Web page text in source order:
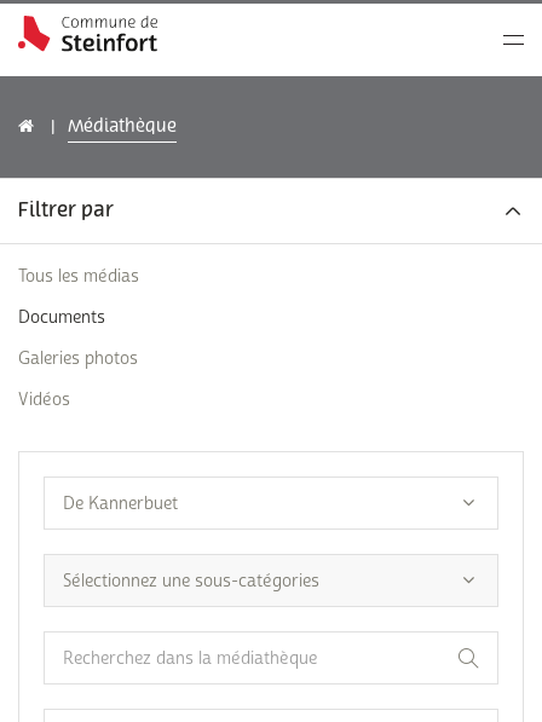
Médiathèque
Filtrer par
Tous les médias
Documents
Galeries photos
Vidéos